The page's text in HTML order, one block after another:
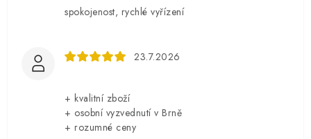
spokojenost, rychlé vyřízení
23.7.2026
+ kvalitní zboží
+ osobní vyzvednutí v Brně
+ rozumné ceny